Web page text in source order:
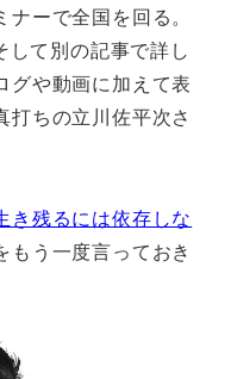
ーで全国を回る。
して別の記事で詳し
グや動画に加えて表
打ちの立川佐平次さ
き残るには依存しな
もう一度言っておき